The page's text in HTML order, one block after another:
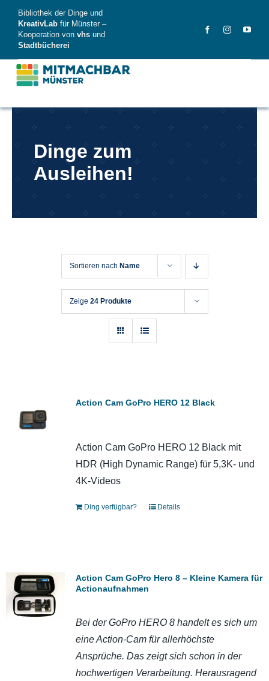
content
Bibliothek der Dinge und
KreativLab für Münster –
Kooperation von vhs und
Stadtbücherei
DingeDinge zum
Ausleihen!
Sortieren nach Name
Zeige 24 Produkte
Action Cam GoPro HERO 12 Black
Action Cam GoPro HERO 12 Black mit
HDR (High Dynamic Range) für 5,3K- und
4K-Videos
Ding verfügbar? Details
Action Cam GoPro Hero 8 – Kleine Kamera für
Actionaufnahmen
Bei der GoPro HERO 8 handelt es sich um
eine Action-Cam für allerhöchste
Ansprüche. Das zeigt sich schon in der
hochwertigen Verarbeitung. Herausragend